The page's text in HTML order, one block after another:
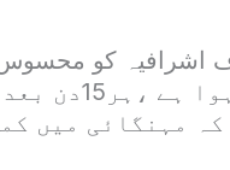
اشرافیہ کو
مہنگائی میں